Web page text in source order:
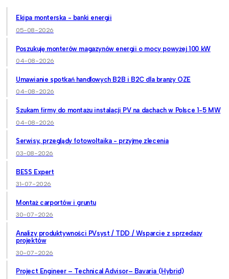
Ekipa monterska - banki energii
05-08-2026
Poszukuję monterów magazynów energii o mocy powyżej 100 kW
04-08-2026
Umawianie spotkań handlowych B2B i B2C dla branży OZE
04-08-2026
Szukam firmy do montażu instalacji PV na dachach w Polsce 1-5 MW
04-08-2026
Serwisy, przeglądy fotowoltaika - przyjmę zlecenia
03-08-2026
BESS Expert
31-07-2026
Montaż carportów i gruntu
30-07-2026
Analizy produktywności PVsyst / TDD / Wsparcie z sprzedaży
projektów
30-07-2026
Project Engineer – Technical Advisor– Bavaria (Hybrid)